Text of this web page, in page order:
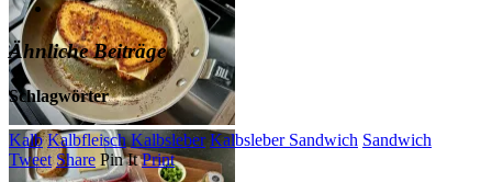
Ähnliche Beiträge
Schlagwörter
Kalb Kalbfleisch Kalbsleber Kalbsleber Sandwich Sandwich
Tweet Share Pin It Print